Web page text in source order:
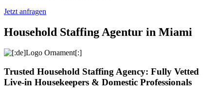
Jetzt anfragen
Household Staffing Agentur in Miami
Trusted Household Staffing Agency: Fully Vetted
Live-in Housekeepers & Domestic Professionals